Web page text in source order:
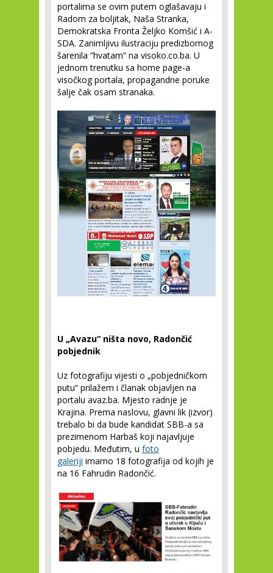
portalima se ovim putem oglašavaju i
Radom za boljitak, Naša Stranka,
Demokratska Fronta Željko Komšić i A-
SDA. Zanimljivu ilustraciju predizbornog
šarenila “hvatam” na visoko.co.ba. U
jednom trenutku sa home page-a
visočkog portala, propagandne poruke
šalje čak osam stranaka.
U „Avazu“ ništa novo, Radončić
pobjednik
Uz fotografiju vijesti o „pobjedničkom
putu“ prilažem i članak objavljen na
portalu avaz.ba. Mjesto radnje je
Krajina. Prema naslovu, glavni lik (izvor)
trebalo bi da bude kandidat SBB-a sa
prezimenom Harbaš koji najavljuje
pobjedu. Međutim, u foto
galeriji imamo 18 fotografija od kojih je
na 16 Fahrudin Radončić.